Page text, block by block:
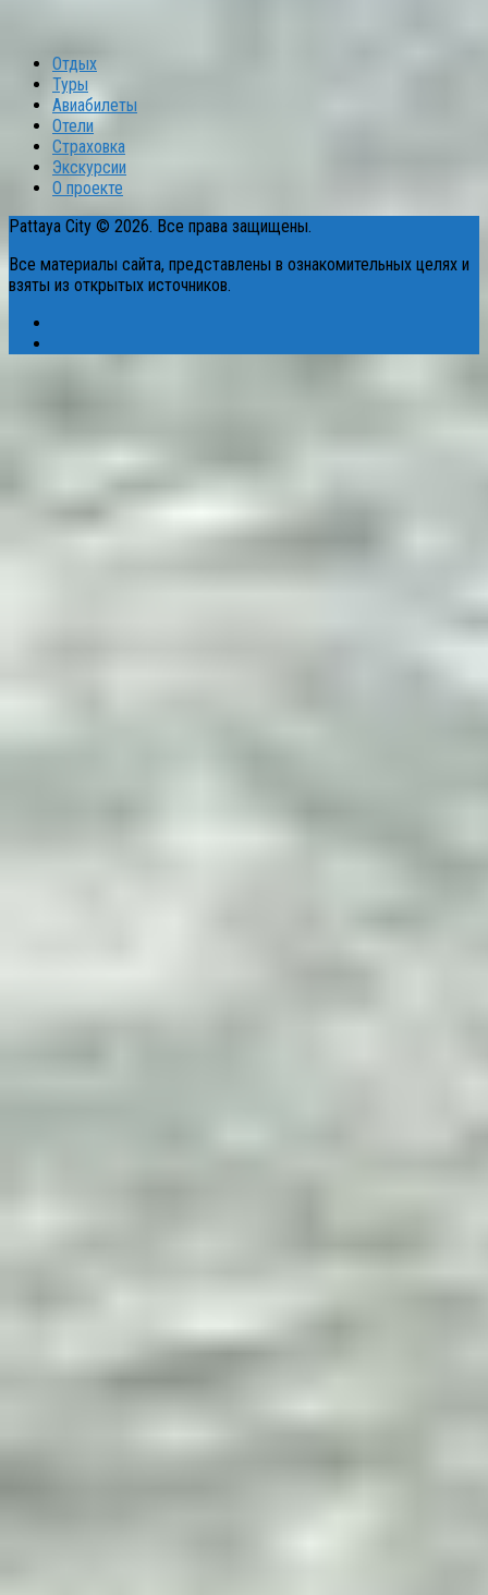
Отдых
Туры
Авиабилеты
Отели
Страховка
Экскурсии
О проекте
Pattaya City © 2026. Все права защищены.
Все материалы сайта, представлены в ознакомительных целях и
взяты из открытых источников.